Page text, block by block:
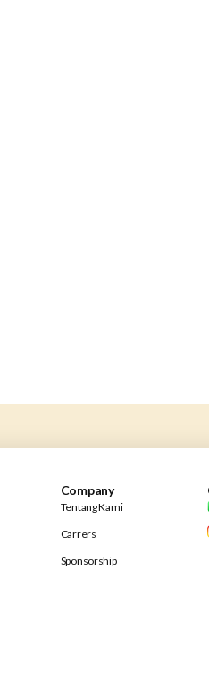
Company
Tentang Kami
Carrers
Sponsorship